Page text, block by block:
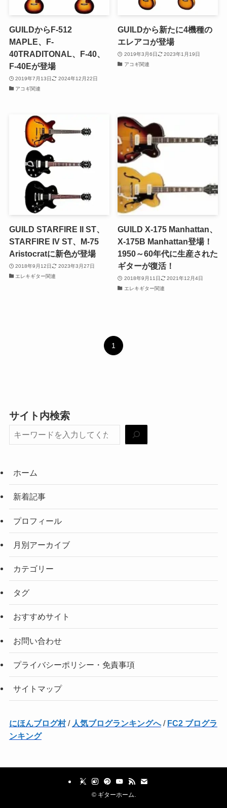
GUILDからF-512
MAPLE、F-
40TRADITONAL、F-40、
F-40Eが登場
2019年7月13日
2024年12月22日
アコギ関連
GUILDから新たに4機種の
エレアコが登場
2019年3月6日
2023年1月19日
アコギ関連
GUILD STARFIRE II ST、
STARFIRE IV ST、M-75
Aristocratに新色が登場
2018年9月12日
2023年3月27日
エレキギター関連
GUILD X-175 Manhattan、
X-175B Manhattan登場！
1950～60年代に生産された
ギターが復活！
2018年9月11日
2021年12月4日
エレキギター関連
1
サイト内検索
ホーム
新着記事
プロフィール
月別アーカイブ
カテゴリー
タグ
おすすめサイト
お問い合わせ
プライバシーポリシー・免責事項
サイトマップ
にほんブログ村/ 人気ブログランキングへ/ FC2 ブログラ
ンキング
©ギターホーム.